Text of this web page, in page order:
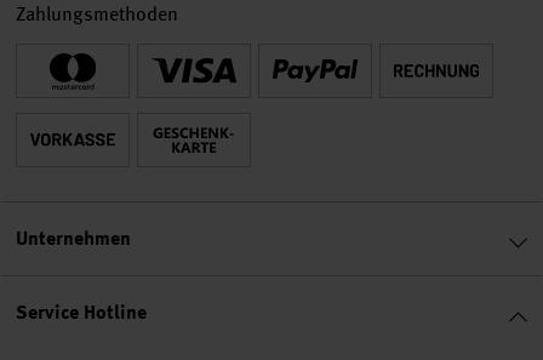
Service Hotline
Zahlungsmethoden
Unternehmen